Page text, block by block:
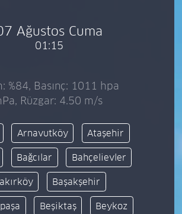
Ağustos Cuma
01:15
%84, Basınç: 1011 hpa
Rüzgar: 4.50 m/s
Arnavutköy Ataşehir
Bağcılar Bahçelievler
Başakşehir
Beşiktaş Beykoz